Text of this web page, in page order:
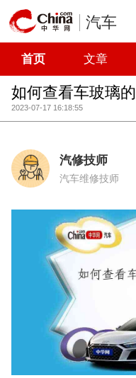
汽车
首页 文章
如何查看车玻璃
2023-07-17 16:18:55
汽修技师
汽车维修技师